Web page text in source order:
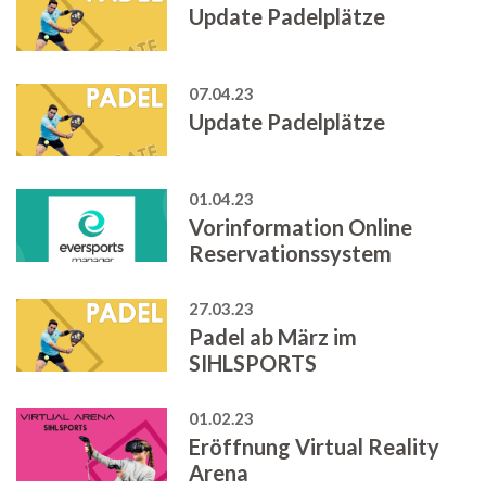
Update Padelplätze
07.04.23
Update Padelplätze
01.04.23
Vorinformation Online
Reservationssystem
27.03.23
Padel ab März im
SIHLSPORTS
01.02.23
Eröffnung Virtual Reality
Arena